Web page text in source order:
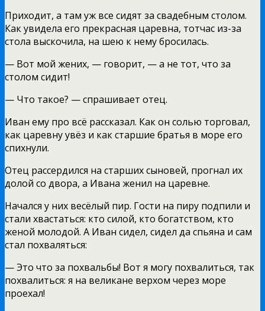
Приходит, а там уж все сидят за свадебным столом.
Как увидела его прекрасная царевна, тотчас из-за
стола выскочила, на шею к нему бросилась.
— Вот мой жених, — говорит, — а не тот, что за
столом сидит!
— Что такое? — спрашивает отец.
Иван ему про всё рассказал. Как он солью торговал,
как царевну увёз и как старшие братья в море его
спихнули.
Отец рассердился на старших сыновей, прогнал их
долой со двора, а Ивана женил на царевне.
Начался у них весёлый пир. Гости на пиру подпили и
стали хвастаться: кто силой, кто богатством, кто
женой молодой. А Иван сидел, сидел да спьяна и сам
стал похваляться:
— Это что за похвальбы! Вот я могу похвалиться, так
похвалиться: я на великане верхом через море
проехал!